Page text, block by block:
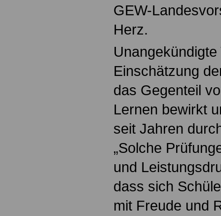
GEW-
Herz.
Einschätzung
das Gegenteil
Lernen bewirkt
seit Jahren
„Solche
und
dass sich
mit Freude und